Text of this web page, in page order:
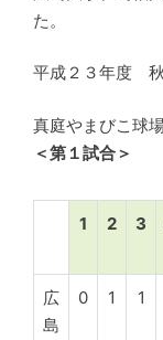
た。
平成２３年度
真庭やまびこ球
＜第１試合＞
1 2 3
広
島
0 1 1